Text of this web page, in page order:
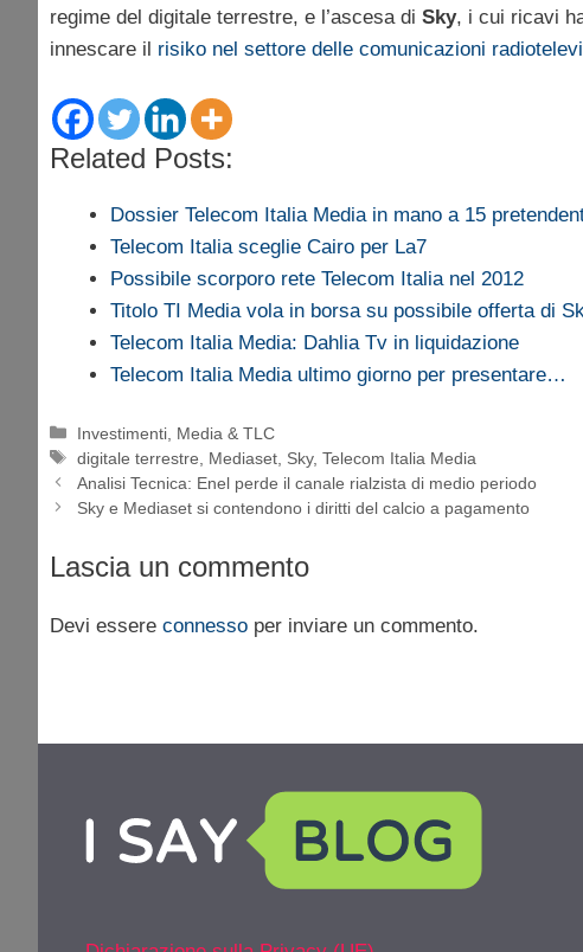
regime del digitale terrestre, e l’ascesa di Sky, i cui ricavi
innescare il risiko nel settore delle comunicazioni
Related Posts:
Dossier Telecom Italia Media in mano a 15
Telecom Italia sceglie Cairo per La7
Possibile scorporo rete Telecom Italia nel 2012
Titolo TI Media vola in borsa su possibile offerta di
Telecom Italia Media: Dahlia Tv in liquidazione
Telecom Italia Media ultimo giorno per presentare…
Categorie
Investimenti Media & TLC
Tag
digitale terrestre Mediaset Sky,Telecom Italia Media
Analisi Tecnica: Enel perde il canale rialzista di medio periodo
Sky e Mediaset si contendono i diritti del calcio a pagamento
Lascia un commento
Devi essere connesso per inviare un commento.